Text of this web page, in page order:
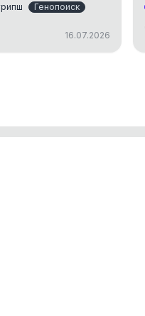
Генопоиск
16.07.2026